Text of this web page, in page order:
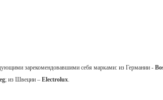
зарекомендовавшими себя марками: из Германии -
; из Швеции – Electrolux.